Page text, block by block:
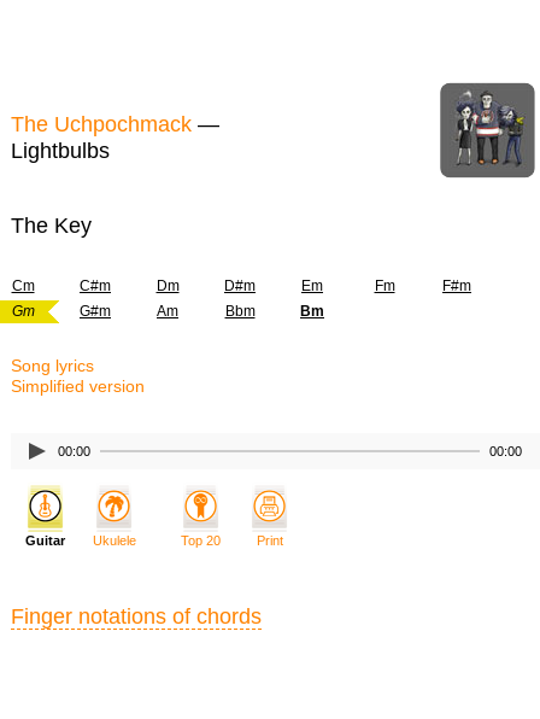
The Uchpochmack —
Lightbulbs
The Key
Cm C#m Dm D#m Em Fm
F#m
Gm
G#m Am Bbm Bm
Song lyrics
Simplified version
00:00 00:00
Guitar Ukulele Top 20 Print
Finger notations of chords